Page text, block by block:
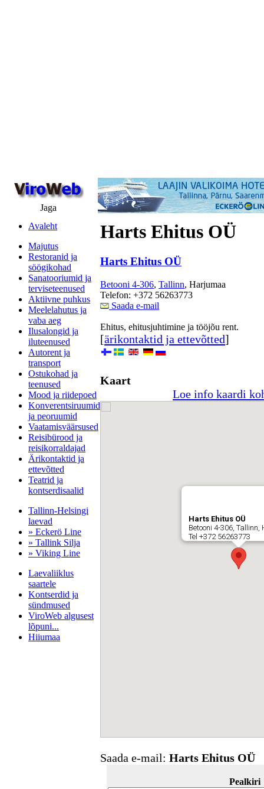
Jaga
Avaleht
Majutus
Restoranid ja
söögikohad
Sanatooriumid ja
terviseteenused
Aktiivne puhkus
Meelelahutus ja
vaba aeg
Ilusalongid ja
iluteenused
Autorent ja
transport
Ostukohad ja
teenused
Mood ja riidepoed
Konverentsiruumid
ja peoruumid
Vaatamisväärsused
Reisibürood ja
reisikorraldajad
Ärikontaktid ja
ettevõtted
Teatrid ja
kontserdisaalid
Tallinn-Helsingi
laevad
» Eckerö Line
» Tallink Silja
» Viking Line
Laevaliiklus
saartele
Kontserdid ja
sündmused
ViroWeb algusest
lõpuni...
Hiiumaa
Harts Ehitus OÜ
Harts Ehitus OÜ
Betooni 4-306, Tallinn, Harjumaa
Telefon: +372 56263773
Saada e-mail
Ehitus, ehitusjuhtimine ja tööjõu rent.
[ärikontaktid ja ettevõtted]
Kaart
Loe info kaardi
Harts Ehitus OÜ
Betooni 4-306,
Tel +372 56263773
Saada e-mail: Harts Ehitus OÜ
Pealkiri